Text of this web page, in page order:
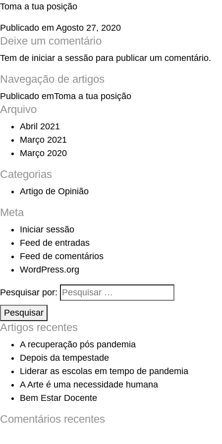
Toma a tua posição
Publicado em Agosto 27, 2020
Deixe um comentário
Tem de iniciar a sessão para publicar um comentário.
Navegação de artigos
Publicado emToma a tua posição
Arquivo
Abril 2021
Março 2021
Março 2020
Categorias
Artigo de Opinião
Meta
Iniciar sessão
Feed de entradas
Feed de comentários
WordPress.org
Pesquisar por:
Pesquisar
Artigos recentes
A recuperação pós pandemia
Depois da tempestade
Liderar as escolas em tempo de pandemia
A Arte é uma necessidade humana
Bem Estar Docente
Comentários recentes